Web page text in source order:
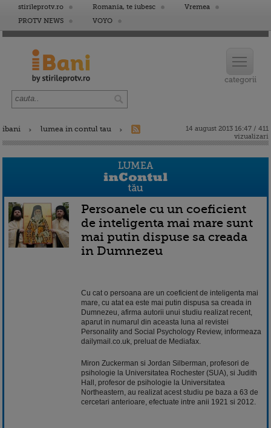
stirileprotv.ro Romania, te iubesc
Vremea
PROTV NEWS
VOYO
ibani lumea in contul tau
14 august 2013 16:47 / 411
vizualizari
Persoanele cu un coeficient
de inteligenta mai mare sunt
mai putin dispuse sa creada
in Dumnezeu
Cu cat o persoana are un coeficient de inteligenta mai
mare, cu atat ea este mai putin dispusa sa creada in
Dumnezeu, afirma autorii unui studiu realizat recent,
aparut in numarul din aceasta luna al revistei
Personality and Social Psychology Review, informeaza
dailymail.co.uk, preluat de Mediafax.
Miron Zuckerman si Jordan Silberman, profesori de
psihologie la Universitatea Rochester (SUA), si Judith
Hall, profesor de psihologie la Universitatea
Northeastern, au realizat acest studiu pe baza a 63 de
cercetari anterioare, efectuate intre anii 1921 si 2012.